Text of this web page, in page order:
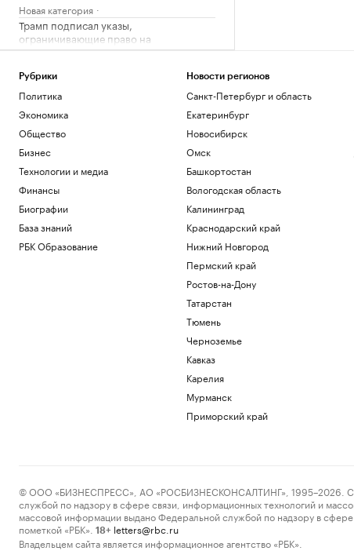
Новая категория
Трамп подписал указы,
ограничивающие право на
гражданство по рождению
Политика
В Пензенской области ввели план
«Ковер»
Политика
Рубрики
Политика
Экономика
Общество
Бизнес
Технологии и медиа
Финансы
Биографии
База знаний
РБК Образование
Новости регионов
Санкт-Петербург и область
Екатеринбург
Новосибирск
Омск
Башкортостан
Вологодская область
Калининград
Краснодарский край
Нижний Новгород
Пермский край
Ростов-на-Дону
Татарстан
Тюмень
Черноземье
Кавказ
Карелия
Мурманск
Приморский край
© ООО «БИЗНЕСПРЕСС», АО «РОСБИЗНЕСКОНСАЛТИНГ», 1995–2026.
службой по надзору в сфере связи, информационных технологий и
массовой информации выдано Федеральной службой по надзору в
пометкой «РБК».
18+ letters@rbc.ru
Владельцем сайта является информационное агентство «РБК».